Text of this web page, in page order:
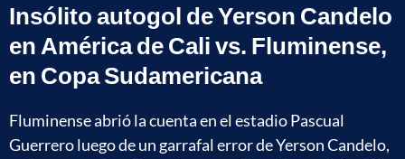
Insólito autogol de Yerson Candelo
en América de Cali vs. Fluminense,
en Copa Sudamericana
Fluminense abrió la cuenta en el estadio Pascual
Guerrero luego de un garrafal error de Yerson Candelo,